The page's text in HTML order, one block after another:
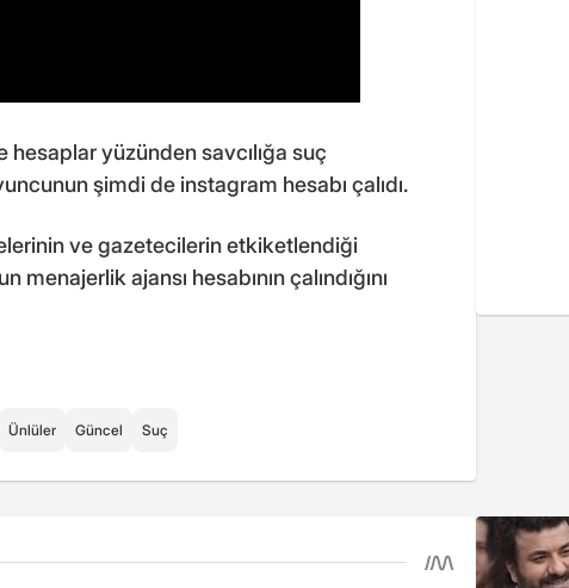
yüzünden savcılığa suç
şimdi de instagram hesabı çalıdı.
ve gazetecilerin etkiketlendiği
menajerlik ajansı hesabının çalındığını
Ünlüler Güncel Suç